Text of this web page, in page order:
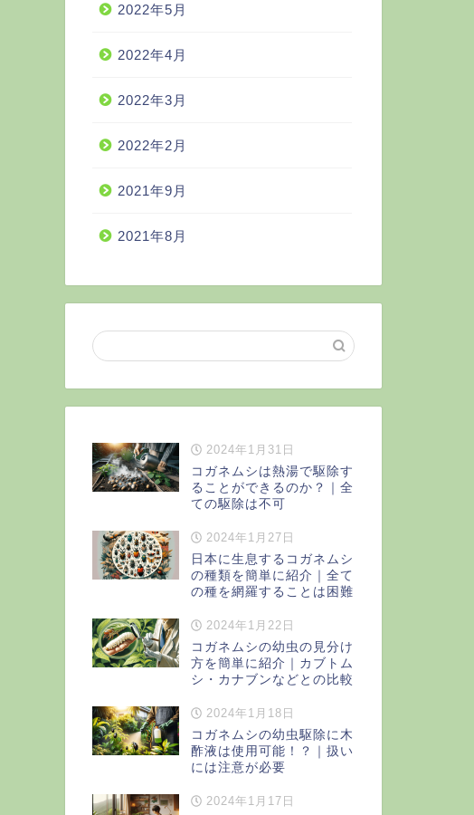
2022年5月
2022年4月
2022年3月
2022年2月
2021年9月
2021年8月
2024年1月31日
コガネムシは熱湯で駆除す
ることができるのか？｜全
ての駆除は不可
2024年1月27日
日本に生息するコガネムシ
の種類を簡単に紹介｜全て
の種を網羅することは困難
2024年1月22日
コガネムシの幼虫の見分け
方を簡単に紹介｜カブトム
シ・カナブンなどとの比較
2024年1月18日
コガネムシの幼虫駆除に木
酢液は使用可能！？｜扱い
には注意が必要
2024年1月17日